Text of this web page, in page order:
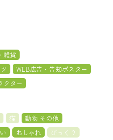
雑貨
WEB広告・告知ポスター
クター
猫
動物 その他
おしゃれ
びっくり